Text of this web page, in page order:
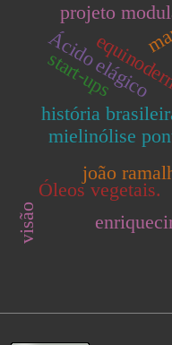
mielinólise
joão
história
Ácido elágico
Óleos vegetais.
projeto
start-ups
visão